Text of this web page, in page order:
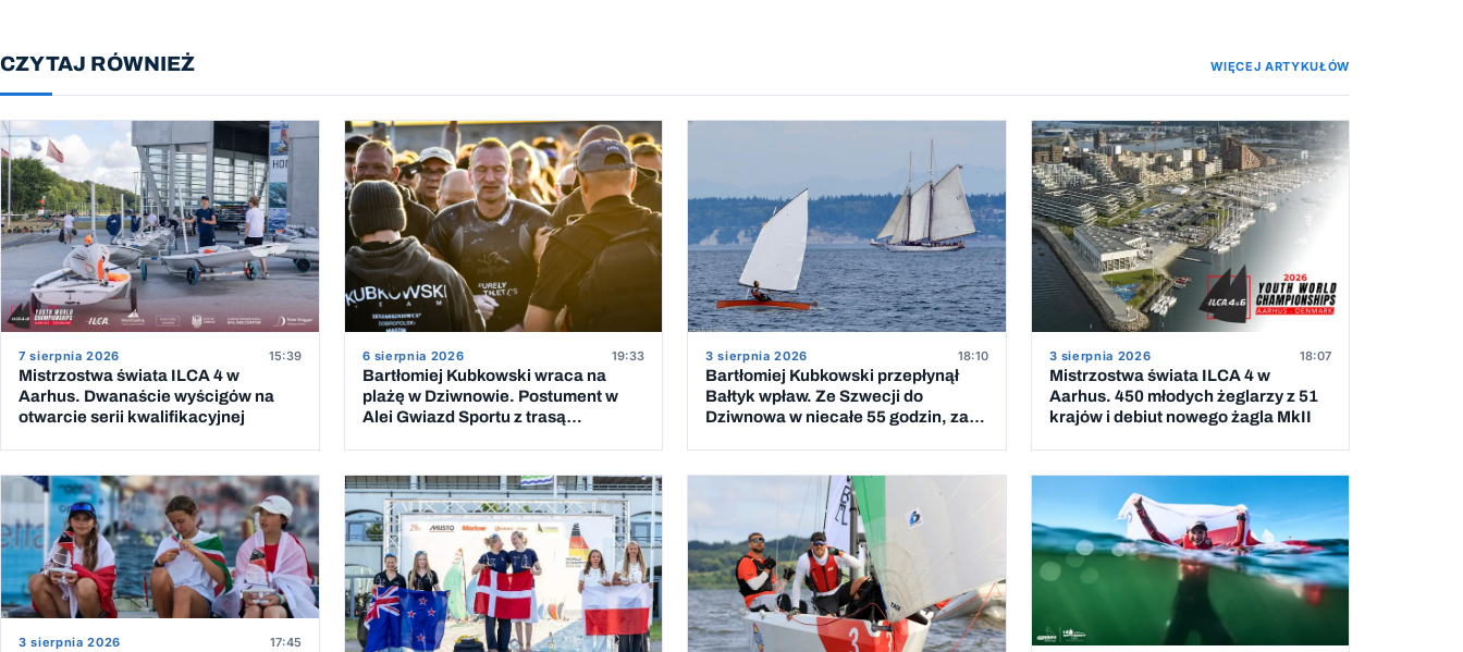
CZYTAJ RÓWNIEŻ WIĘCEJ ARTYKUŁÓW
7 sierpnia 2026 15:39
Mistrzostwa świata ILCA 4 w
Aarhus. Dwanaście wyścigów na
otwarcie serii kwalifikacyjnej
6 sierpnia 2026 19:33
Bartłomiej Kubkowski wraca na
plażę w Dziwnowie. Postument w
Alei Gwiazd Sportu z trasą
3 sierpnia 2026 18:10
Bartłomiej Kubkowski przepłynął
Bałtyk wpław. Ze Szwecji do
Dziwnowa w niecałe 55 godzin, za
3 sierpnia 2026 18:07
Mistrzostwa świata ILCA 4 w
Aarhus. 450 młodych żeglarzy z 51
krajów i debiut nowego żagla MkII
3 sierpnia 2026 17:45